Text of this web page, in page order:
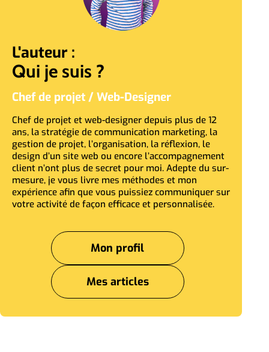
L'auteur :
Qui je suis ?
Chef de projet / Web-Designer
Chef de projet et web-designer depuis plus de 12
ans, la stratégie de communication marketing, la
gestion de projet, l’organisation, la réflexion, le
design d’un site web ou encore l’accompagnement
client n’ont plus de secret pour moi. Adepte du sur-
mesure, je vous livre mes méthodes et mon
expérience afin que vous puissiez communiquer sur
votre activité de façon efficace et personnalisée.
Mon profil
Mes articles